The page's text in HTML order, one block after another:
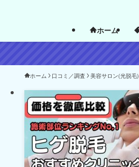
ホーム
ホーム 口コミ／調査 美容サロン(光脱毛)